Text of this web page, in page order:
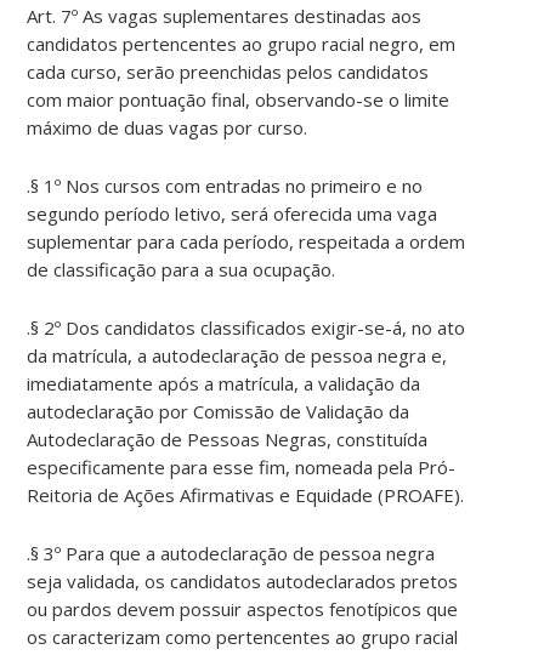
Art. 7º As vagas suplementares destinadas aos
candidatos pertencentes ao grupo racial negro, em
cada curso, serão preenchidas pelos candidatos
com maior pontuação final, observando-se o limite
máximo de duas vagas por curso.
.§ 1º Nos cursos com entradas no primeiro e no
segundo período letivo, será oferecida uma vaga
suplementar para cada período, respeitada a ordem
de classificação para a sua ocupação.
.§ 2º Dos candidatos classificados exigir-se-á, no ato
da matrícula, a autodeclaração de pessoa negra e,
imediatamente após a matrícula, a validação da
autodeclaração por Comissão de Validação da
Autodeclaração de Pessoas Negras, constituída
especificamente para esse fim, nomeada pela Pró-
Reitoria de Ações Afirmativas e Equidade (PROAFE).
.§ 3º Para que a autodeclaração de pessoa negra
seja validada, os candidatos autodeclarados pretos
ou pardos devem possuir aspectos fenotípicos que
os caracterizam como pertencentes ao grupo racial